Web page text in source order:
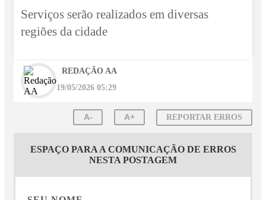
Serviços serão realizados em diversas
regiões da cidade
REDAÇÃO AA
19/05/2026 05:29
A- A+ REPORTAR ERROS
ESPAÇO PARA A COMUNICAÇÃO DE ERROS
NESTA POSTAGEM